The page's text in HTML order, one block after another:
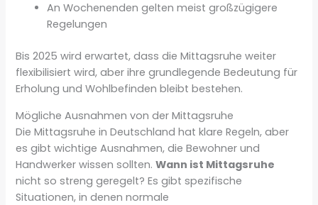
An Wochenenden gelten meist großzügigere
Regelungen
Bis 2025 wird erwartet, dass die Mittagsruhe weiter
flexibilisiert wird, aber ihre grundlegende Bedeutung für
Erholung und Wohlbefinden bleibt bestehen.
Mögliche Ausnahmen von der Mittagsruhe
Die Mittagsruhe in Deutschland hat klare Regeln, aber
es gibt wichtige Ausnahmen, die Bewohner und
Handwerker wissen sollten.Wann ist Mittagsruhe
nicht so streng geregelt? Es gibt spezifische
Situationen, in denen normale